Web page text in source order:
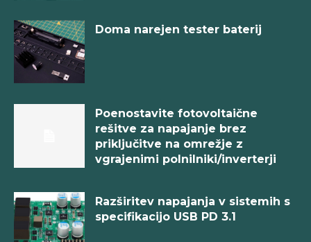
Doma narejen tester baterij
Poenostavite fotovoltaične
rešitve za napajanje brez
priključitve na omrežje z
vgrajenimi polnilniki/inverterji
Razširitev napajanja v sistemih s
specifikacijo USB PD 3.1